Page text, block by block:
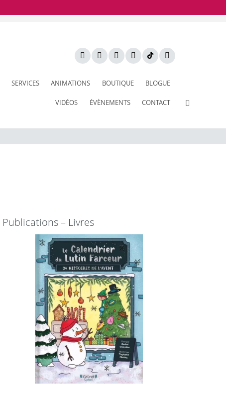
SERVICES ANIMATIONS BOUTIQUE BLOGUE
VIDÉOS ÉVÈNEMENTS CONTACT
Publications – Livres